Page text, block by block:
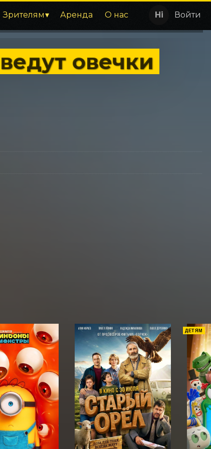
Зрителям Аренда О нас Войти
овечки
ДЕТЯМ